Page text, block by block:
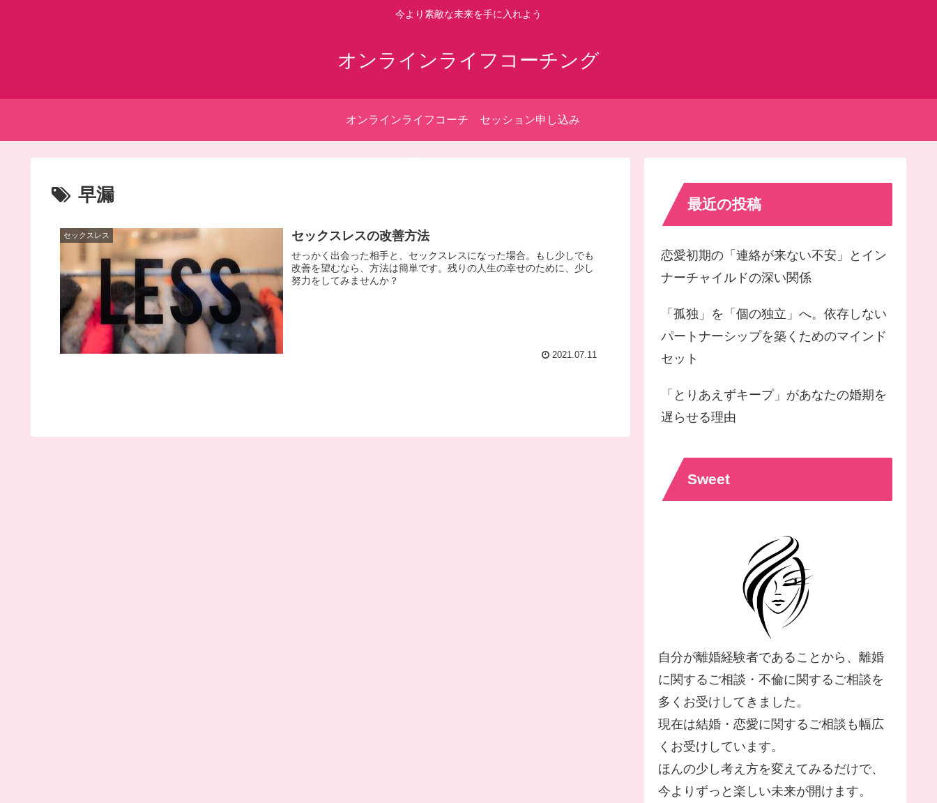
今より素敵な未来を手に入れよう
オンラインライフコーチング
オンラインライフコーチ
ング
セッション申し込み
早漏
セックスレス セックスレスの改善方法
せっかく出会った相手と、セックスレスになった場合。もし少しでも
改善を望むなら、方法は簡単です。残りの人生の幸せのために、少し
努力をしてみませんか？
2021.07.11
最近の投稿
恋愛初期の「連絡が来ない不安」とイン
ナーチャイルドの深い関係
「孤独」を「個の独立」へ。依存しない
パートナーシップを築くためのマインド
セット
「とりあえずキープ」があなたの婚期を
遅らせる理由
Sweet
自分が離婚経験者であることから、離婚
に関するご相談・不倫に関するご相談を
多くお受けしてきました。
現在は結婚・恋愛に関するご相談も幅広
くお受けしています。
ほんの少し考え方を変えてみるだけで、
今よりずっと楽しい未来が開けます。